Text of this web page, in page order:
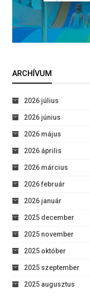
ARCHÍVUM
2026 július
2026 június
2026 május
2026 április
2026 március
2026 február
2026 január
2025 december
2025 november
2025 október
2025 szeptember
2025 augusztus